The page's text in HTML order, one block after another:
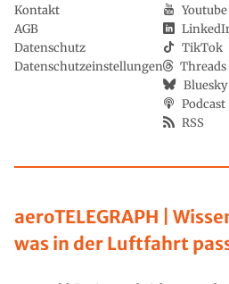
aeroTELEGRAPH |
was in der Luftfahrt
Kontakt
AGB
Datenschutz
Datenschutzeinstellungen
Youtube
TikTok
Threads
Bluesky
Podcast
RSS